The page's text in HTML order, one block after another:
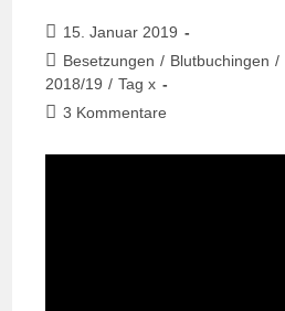
Beitrag
veröffentlicht:
15. Januar 2019
Beitrags-
Kategorie:
Besetzungen / Blutbuchingen /
2018/19 / Tag x
Beitrags-
3 Kommentare